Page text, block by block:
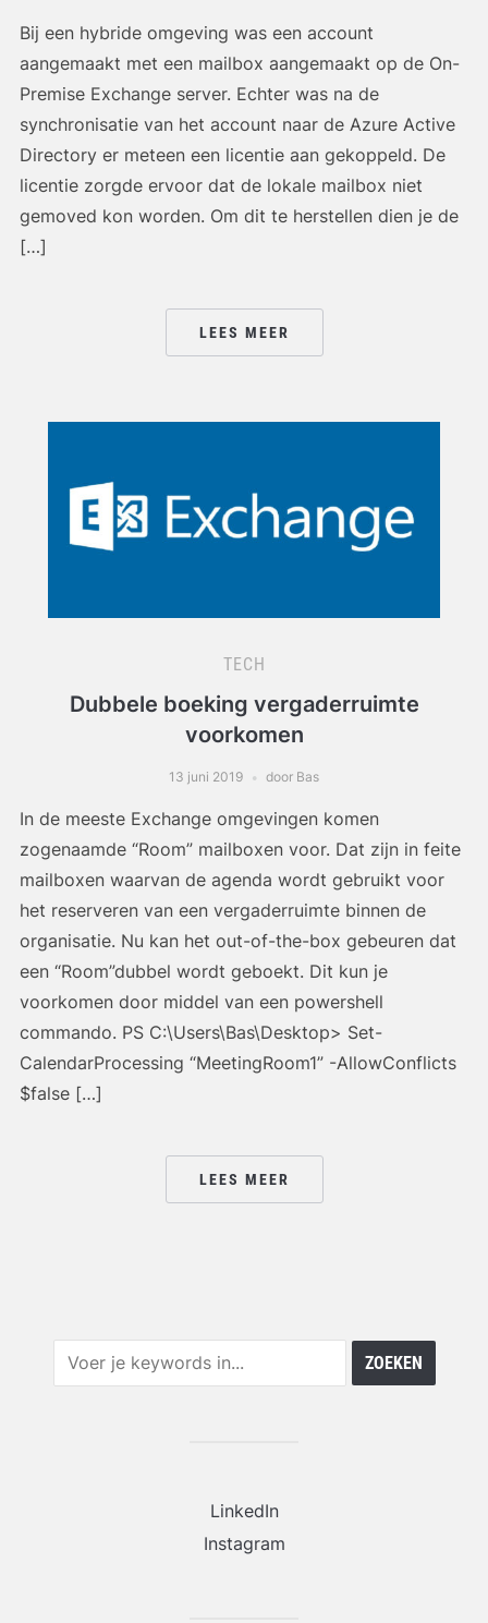
Bij een hybride omgeving was een account
aangemaakt met een mailbox aangemaakt op de On-
Premise Exchange server. Echter was na de
synchronisatie van het account naar de Azure Active
Directory er meteen een licentie aan gekoppeld. De
licentie zorgde ervoor dat de lokale mailbox niet
gemoved kon worden. Om dit te herstellen dien je de
[…]
LEES MEER
TECH
Dubbele boeking vergaderruimte
voorkomen
13 juni 2019 door Bas
In de meeste Exchange omgevingen komen
zogenaamde “Room” mailboxen voor. Dat zijn in feite
mailboxen waarvan de agenda wordt gebruikt voor
het reserveren van een vergaderruimte binnen de
organisatie. Nu kan het out-of-the-box gebeuren dat
een “Room”dubbel wordt geboekt. Dit kun je
voorkomen door middel van een powershell
commando. PS C:\Users\Bas\Desktop> Set-
CalendarProcessing “MeetingRoom1” -AllowConflicts
$false […]
LEES MEER
LinkedIn
Instagram